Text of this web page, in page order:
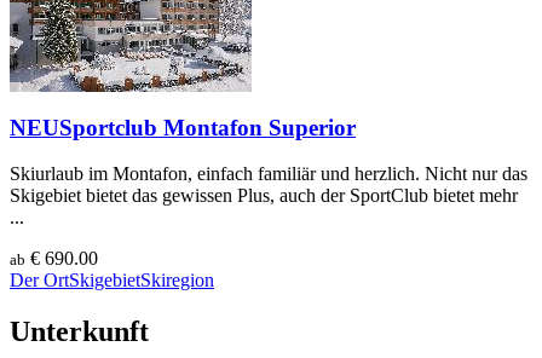
NEUSportclub Montafon Superior
Skiurlaub im Montafon, einfach familiär und herzlich. Nicht nur das
Skigebiet bietet das gewissen Plus, auch der SportClub bietet mehr
...
ab € 690.00
Der OrtSkigebietSkiregion
Unterkunft